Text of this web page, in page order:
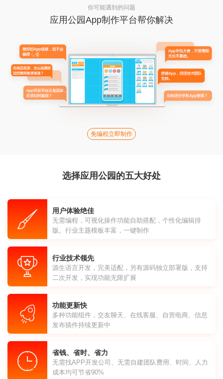
你可能遇到的问题
应用公园App制作平台帮你解决
免编程立即制作
选择应用公园的五大好处
用户体验绝佳
无需编程，可视化操作功能自助搭配，个性化编辑排
版。行业主题模板丰富，一键制作
行业技术领先
源生语言开发，完美适配，另有源码独立部署版，支持
二次开发，实现功能无限扩展
功能更新快
多种功能组件，交友聊天、在线客服、自营电商、信息
发布插件持续更新中
省钱、省时、省力
无需找APP开发公司、无需自建团队费用、时间、人力
成本均可节省90%